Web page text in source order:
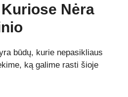
Nėra
būdų, kurie nepasikliaus
ką galime rasti šioje